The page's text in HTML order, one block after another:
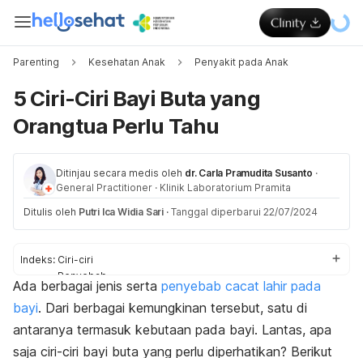
Parenting Kesehatan Anak Penyakit pada Anak
5 Ciri-Ciri Bayi Buta yang
Orangtua Perlu Tahu
Ditinjau secara medis oleh dr. Carla Pramudita Susanto ·
General Practitioner · Klinik Laboratorium Pramita
Ditulis oleh Putri Ica Widia Sari · Tanggal diperbarui 22/07/2024
Indeks: Ciri-ciri
Penyebab
Diagnosis
Pengobatan
Ada berbagai jenis serta penyebab cacat lahir pada
bayi. Dari berbagai kemungkinan tersebut, satu di
antaranya termasuk kebutaan pada bayi. Lantas, apa
saja ciri-ciri bayi buta yang perlu diperhatikan? Berikut